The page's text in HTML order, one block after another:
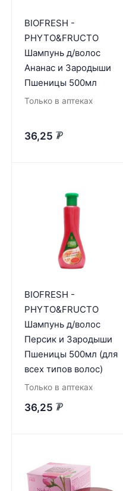
BIOFRESH -
PHYTO&FRUCTO
Шампунь д/волос
Ананас и Зародыши
Пшеницы 500мл
Только в аптеках
36,25 ₽
BIOFRESH -
PHYTO&FRUCTO
Шампунь д/волос
Персик и Зародыши
Пшеницы 500мл (для
всех типов волос)
Только в аптеках
36,25 ₽